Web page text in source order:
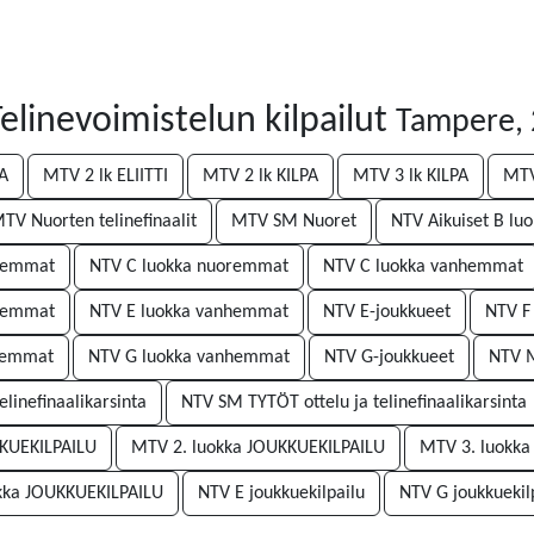
kilpailut
MTV 2 lk ELIITTI MTV 2 lk KILPA MTV 3 lk KILPA
Nuorten telinefinaalit MTV SM Nuoret NTV Aikuiset B
NTV C luokka nuoremmat NTV C luokka vanhemmat
NTV E luokka vanhemmat NTV E-joukkueet NTV
NTV G luokka vanhemmat NTV G-joukkueet NTV
NTV SM TYTÖT ottelu ja telinefinaalikarsinta
MTV 2. luokka JOUKKUEKILPAILU MTV 3. luokka
JOUKKUEKILPAILU NTV E joukkuekilpailu NTV G